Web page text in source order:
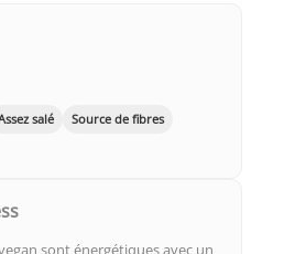
salé
Source de fibres
sont énergétiques avec un